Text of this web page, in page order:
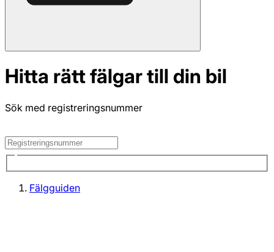
Hitta rätt fälgar till din bil
Sök med registreringsnummer
Fälgguiden